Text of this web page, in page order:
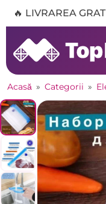
🔥 LIVRAREA
Acasă » Categorii »